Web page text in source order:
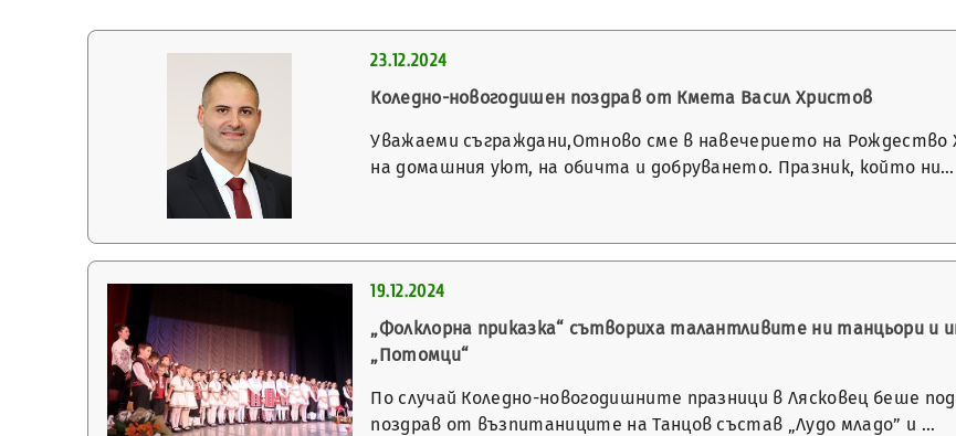
23.12.2024
Коледно-новогодишен поздрав от Кмета Васил Христов
Уважаеми съграждани,Отново сме в навечерието на
на домашния уют, на обичта и добруването. Празник, който ни…
19.12.2024
„Фолклорна приказка“ сътвориха талантливите ни танцьори и
„Потомци“
По случай Коледно-новогодишните празници в Лясковец беше
поздрав от възпитаниците на Танцов състав „Лудо младо” и …